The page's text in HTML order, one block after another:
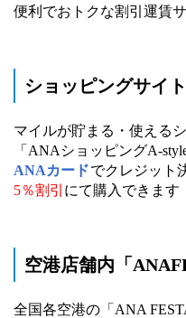
便利でおトクな割引運賃
ショッピングサイ
マイルが貯まる・使える
「ANAショッピングA-
ANAカードでクレジット
5％割引 にて購入できます
空港店舗内「
全国各空港の「ANA